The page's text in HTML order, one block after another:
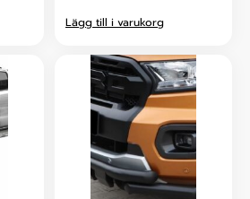
Lägg till i varukorg